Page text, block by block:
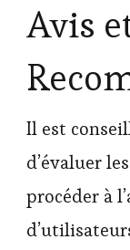
Avis
Il est
d’évaluer
procéder à